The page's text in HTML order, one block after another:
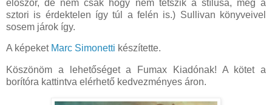
először, de nem csak hogy nem tetszik a stílusa, még a
sztori is érdektelen így túl a felén is.) Sullivan könyveivel
sosem járok így.
A képeket Marc Simonetti készítette.
Köszönöm a lehetőséget a Fumax Kiadónak! A kötet a
borítóra kattintva elérhető kedvezményes áron.